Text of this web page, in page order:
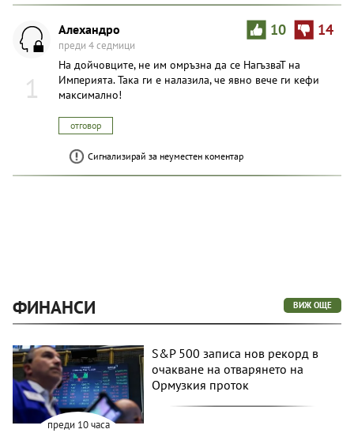
1
10 14
Aлexaндpo
преди 4 седмици
На дойчовцитe, не им омръзна да се HaгъзвaT на
Империята. Така ги е налазила, че явно вече ги кефи
максимално!
отговор
Сигнализирай за неуместен коментар
ФИНАНСИ ВИЖ ОЩЕ
преди 10 часа
S&P 500 записа нов рекорд в
очакване на отварянето на
Ормузкия проток